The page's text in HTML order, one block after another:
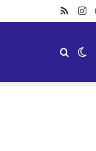
RSS
انستقرام يوتيوب
الوضع